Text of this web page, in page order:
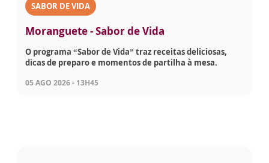
SABOR DE VIDA
Moranguete - Sabor de Vida
O programa “Sabor de Vida” traz receitas deliciosas,
dicas de preparo e momentos de partilha à mesa.
05 AGO 2026 - 13H45